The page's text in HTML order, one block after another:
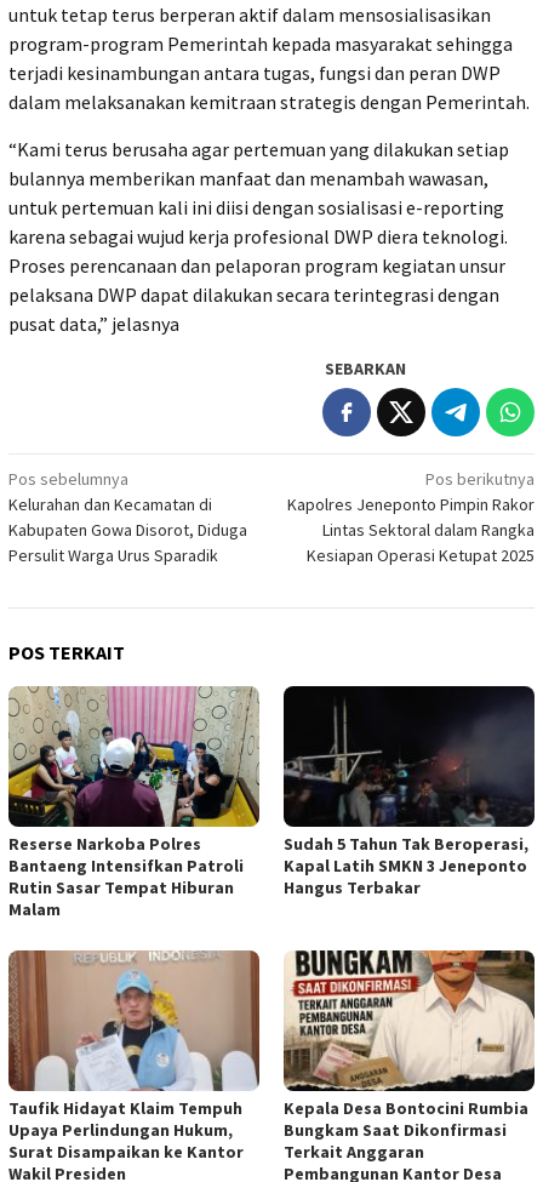
untuk tetap terus berperan aktif dalam mensosialisasikan
program-program Pemerintah kepada masyarakat sehingga
terjadi kesinambungan antara tugas, fungsi dan peran DWP
dalam melaksanakan kemitraan strategis dengan Pemerintah.
“Kami terus berusaha agar pertemuan yang dilakukan setiap
bulannya memberikan manfaat dan menambah wawasan,
untuk pertemuan kali ini diisi dengan sosialisasi e-reporting
karena sebagai wujud kerja profesional DWP diera teknologi.
Proses perencanaan dan pelaporan program kegiatan unsur
pelaksana DWP dapat dilakukan secara terintegrasi dengan
pusat data,” jelasnya
SEBARKAN
Navigasi
pos
Pos sebelumnya
Kelurahan dan Kecamatan di
Kabupaten Gowa Disorot, Diduga
Persulit Warga Urus Sparadik
Pos berikutnya
Kapolres Jeneponto Pimpin Rakor
Lintas Sektoral dalam Rangka
Kesiapan Operasi Ketupat 2025
POS TERKAIT
Reserse Narkoba Polres
Bantaeng Intensifkan Patroli
Rutin Sasar Tempat Hiburan
Malam
Sudah 5 Tahun Tak Beroperasi,
Kapal Latih SMKN 3 Jeneponto
Hangus Terbakar
Taufik Hidayat Klaim Tempuh
Upaya Perlindungan Hukum,
Surat Disampaikan ke Kantor
Wakil Presiden
Kepala Desa Bontocini Rumbia
Bungkam Saat Dikonfirmasi
Terkait Anggaran
Pembangunan Kantor Desa